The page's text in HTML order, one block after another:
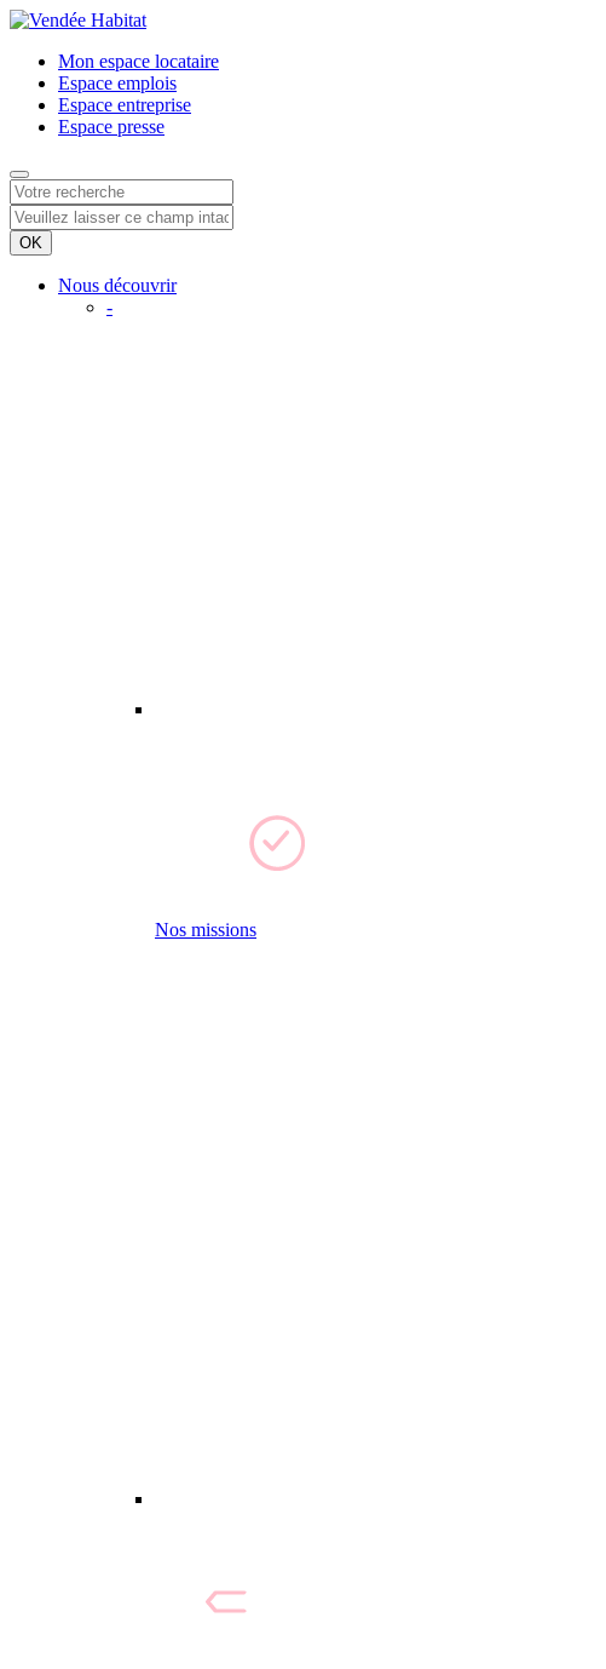
Mon espace locataire
Espace emplois
Espace entreprise
Espace presse
Nous découvrir
-
Nos missions